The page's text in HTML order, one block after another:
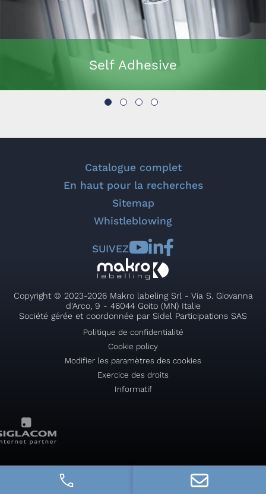
Self Adhesive
Catalogue complet
En haut pour la recherches
Sitemap
Whistleblowing
SUIVEZ
Copyright © 2023-2026 Makro labeling Srl - Via S. Giovanna
d'Arco, 9 - 46044 Goito (MN) Italie
Société gérée et coordonnée par Sidel Participations SAS
Politique de confidentialité
Cookie policy
Modifier les paramètres des cookies
Exercice des droits
Informatif